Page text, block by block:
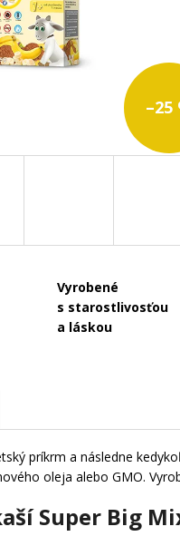
–25
Vyrobené
s starostlivosťou
a láskou
príkrm a následne
oleja alebo GMO.
Super Big
NAŠE MLIEKO AR -
€16,47